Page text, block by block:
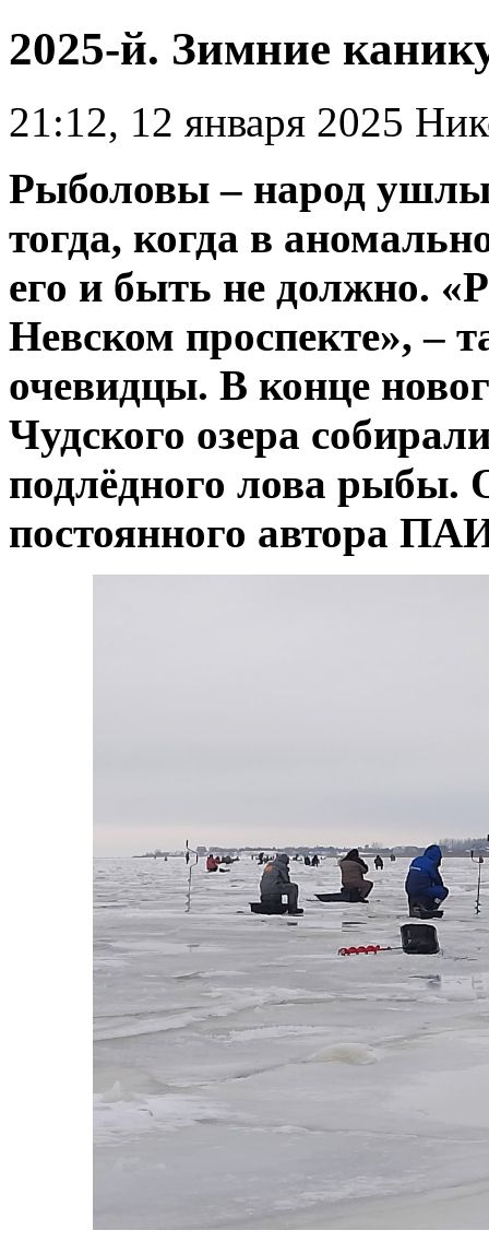
2025-й. Зимние
21:12, 12 января 2025
Рыболовы – народ
тогда, когда в
его и быть не должно.
Невском проспекте», –
очевидцы. В конце
Чудского озера
подлёдного лова рыбы.
постоянного автора